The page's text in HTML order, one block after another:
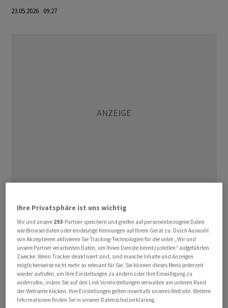
23.05.2026 09:27
Kremlchef Wladimir Putin hatte dem ukrainischen
Militär am Freitag einen «Terrorakt» vorgeworfen.
Seinen Krieg gegen die Ukraine hatte er selbst 2022
begonnen und danach unter anderem das Gebiet
Luhansk annektiert, das Kiew nun von Moskaus
Besatzung befreien will. Der ukrainische Generalstab
warf Russland Desinformation vor. In Starobilsk habe
eine auf Drohnenangriffe gegen die Ukraine
Ihre Privatsphäre ist uns wichtig
Wir und unsere 293-Partner speichern und greifen auf personenbezogene Daten
wie Browserdaten oder eindeutige Kennungen auf Ihrem Gerät zu. Durch Auswahl
von Akzeptieren aktivieren Sie Tracking-Technologien für die unter „Wir und
unsere Partner verarbeiten Daten, um Ihnen Dienste bereitzustellen“ aufgeführten
Zwecke. Wenn Tracker deaktiviert sind, sind manche Inhalte und Anzeigen
möglicherweise nicht mehr so relevant für Sie. Sie können dieses Menü jederzeit
wieder aufrufen, um Ihre Einstellungen zu ändern oder Ihre Einwilligung zu
widerrufen, indem Sie auf den Link Voreinstellungen verwalten am unteren Rand
der Webseite klicken. Ihre Einstellungen gelten innerhalb unseres Website. Weitere
Informationen finden Sie in unserer Datenschutzerklärung.